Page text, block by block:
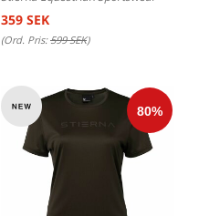
359 SEK
(Ord. Pris:599 SEK)